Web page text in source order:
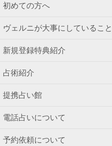
初めての方へ
ヴェルニが大事にしていること
新規登録特典紹介
占術紹介
提携占い館
電話占いについて
予約依頼について